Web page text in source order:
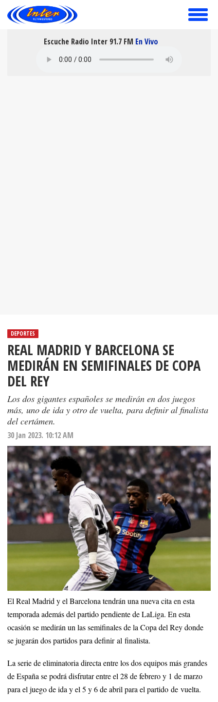
toggle
Escuche Radio Inter 91.7 FM En Vivo
DEPORTES
REAL MADRID Y BARCELONA SE
MEDIRÁN EN SEMIFINALES DE COPA
DEL REY
Los dos gigantes españoles se medirán en dos juegos
más, uno de ida y otro de vuelta, para definir al finalista
del certámen.
30 Jan 2023. 10:12 AM
El Real Madrid y el Barcelona tendrán una nueva cita en esta
temporada además del partido pendiente de LaLiga. En esta
ocasión se medirán un las semifinales de la Copa del Rey donde
se jugarán dos partidos para definir al finalista.
La serie de eliminatoria directa entre los dos equipos más grandes
de España se podrá disfrutar entre el 28 de febrero y 1 de marzo
para el juego de ida y el 5 y 6 de abril para el partido de vuelta.